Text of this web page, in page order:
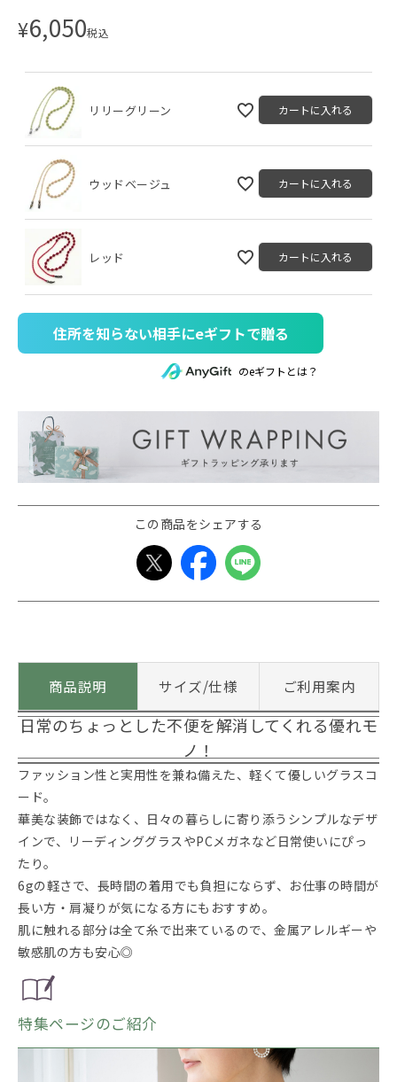
¥6,050税込
リリーグリーン カートに入れる
ウッドベージュ カートに入れる
レッド カートに入れる
住所を知らない相手にeギフトで贈る
のeギフトとは？
この商品をシェアする
商品説明 サイズ/仕様 ご利用案内
日常のちょっとした不便を解消してくれる優れモ
ノ！
ファッション性と実用性を兼ね備えた、軽くて優しいグラスコ
ード。
華美な装飾ではなく、日々の暮らしに寄り添うシンプルなデザ
インで、リーディンググラスやPCメガネなど日常使いにぴっ
たり。
6gの軽さで、長時間の着用でも負担にならず、お仕事の時間が
長い方・肩凝りが気になる方にもおすすめ。
肌に触れる部分は全て糸で出来ているので、金属アレルギーや
敏感肌の方も安心◎
特集ページのご紹介